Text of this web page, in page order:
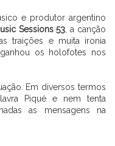
e produtor argentino
Sessions 53 , a canção
traições e muita ironia
os holofotes nos
Em diversos termos
Piqué e nem tenta
as mensagens na